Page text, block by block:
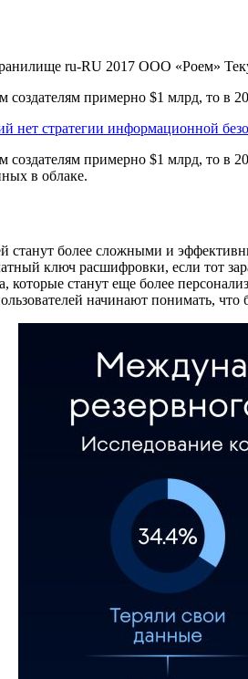
ru-RU 2017 ООО «Роем»
примерно $1 млрд, то в
нет стратегии информационной
примерно $1 млрд, то в
в облаке.
станут более сложными и
ключ расшифровки, если тот
которые станут еще более
начинают понимать,